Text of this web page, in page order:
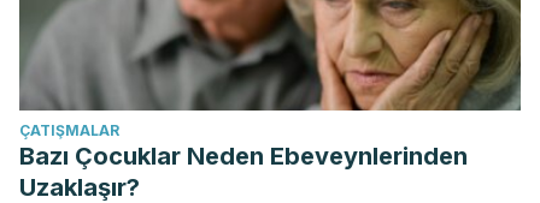
ÇATIŞMALAR
Bazı Çocuklar Neden Ebeveynlerinden
Uzaklaşır?